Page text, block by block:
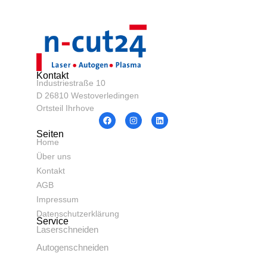
Kontakt
Industriestraße 10
D 26810 Westoverledingen
Ortsteil Ihrhove
Seiten
Home
Über uns
Kontakt
AGB
Impressum
Datenschutzerklärung
Service
Laserschneiden
Autogenschneiden